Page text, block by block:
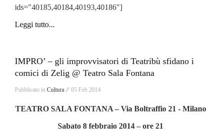
ids="40185,40184,40193,40186"]
Leggi tutto...
IMPRO’ – gli improvvisatori di Teatribù sfidano i
comici di Zelig @ Teatro Sala Fontana
Pubblicato in Cultura ⁄ 05 Feb 2014
TEATRO SALA FONTANA – Via Boltraffio 21 - Milano
Sabato 8 febbraio 2014 – ore 21